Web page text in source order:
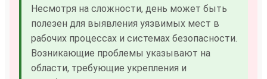
Несмотря на сложности, день может быть
полезен для выявления уязвимых мест в
рабочих процессах и системах безопасности.
Возникающие проблемы указывают на
области, требующие укрепления и